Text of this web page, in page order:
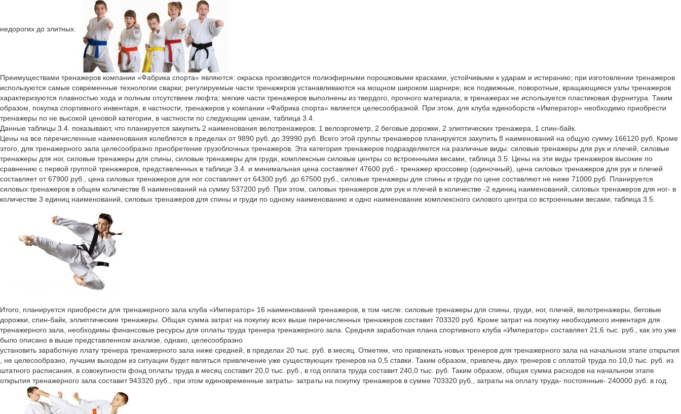
недорогих до элитных.
Преимуществами тренажеров компании «Фабрика спорта» являются: окраска производится полиэфирными порошковыми красками, устойчивыми к ударам и истиранию; при изготовлении тренажеров
используются самые современные технологии сварки; регулируемые части тренажеров устанавливаются на мощном широком шарнире; все подвижные, поворотные, вращающиеся узлы тренажеров
характеризуются плавностью хода и полным отсутствием люфта; мягкие части тренажеров выполнены из твердого, прочного материала; в тренажерах не используется пластиковая фурнитура. Таким
образом, покупка спортивного инвентаря, в частности, тренажеров у компании «Фабрика спорта» является целесообразной. При этом, для клуба единоборств «Император» необходимо приобрести
тренажеры по не высокой ценовой категории, в частности по следующим ценам, таблица 3.4.
Данные таблицы 3.4. показывают, что планируется закупить 2 наименования велотренажеров; 1 велоэргометр, 2 беговые дорожки, 2 элиптических тренажера, 1 спин-байк.
Цены на все перечисленные наименования колеблется в пределах от 9890 руб. до 39990 руб. Всего этой группы тренажеров планируется закупить 8 наименований на общую сумму 166120 руб. Кроме
этого, для тренажерного зала целесообразно приобретение грузоблочных тренажеров. Эта категория тренажеров подразделяется на различные виды: силовые тренажеры для рук и плечей, силовые
тренажеры для ног, силовые тренажеры для спины, силовые тренажеры для груди, комплексные силовые центры со встроенными весами, таблица 3.5. Цены на эти виды тренажеров высокие по
сравнению с первой группой тренажеров, представленных в таблице 3.4. и минимальная цена составляет 47600 руб.- тренажер кроссовер (одиночный), цена силовых тренажеров для рук и плечей
составляет от 67900 руб., цена силовых тренажеров для ног составляет от 64300 руб. до 67500 руб., силовые тренажеры для спины и груди по цене составляют не ниже 71000 руб. Планируется
силовых тренажеров в общем количестве 8 наименований на сумму 537200 руб. При этом, силовых тренажеров для рук и плечей в количестве -2 единиц наименований, силовых тренажеров для ног- в
количестве 3 единиц наименований, силовых тренажеров для спины и груди по одному наименованию и одно наименование комплексного силового центра со встроенными весами, таблица 3.5.
Итого, планируется приобрести для тренажерного зала клуба «Император» 16 наименований тренажеров, в том числе: силовые тренажеры для спины, груди, ног, плечей, велотренажеры, беговые
дорожки, спин-байк, эллиптические тренажеры. Общая сумма затрат на покупку всех выше перечисленных тренажеров составит 703320 руб. Кроме затрат на покупку необходимого инвентаря для
тренажерного зала, необходимы финансовые ресурсы для оплаты труда тренера тренажерного зала. Средняя заработная плана спортивного клуба «Император» составляет 21,6 тыс. руб., как это уже
было описано в выше представленном анализе, однако, целесообразно
установить заработную плату тренера тренажерного зала ниже средней, в пределах 20 тыс. руб. в месяц. Отметим, что привлекать новых тренеров для тренажерного зала на начальном этапе открытия
, не целесообразно, лучшим выходом из ситуации будет являться привлечение уже существующих тренеров на 0,5 ставки. Таким образом, привлечь двух тренеров с оплатой труда по 10,0 тыс. руб. из
штатного расписания, в совокупности фонд оплаты труда в месяц составит 20,0 тыс. руб., в год оплата труда составит 240,0 тыс. руб. Таким образом, общая сумма расходов на начальном этапе
открытия тренажерного зала составит 943320 руб., при этом единовременные затраты- затраты на покупку тренажеров в сумме 703320 руб., затраты на оплату труда- постоянные- 240000 руб. в год.